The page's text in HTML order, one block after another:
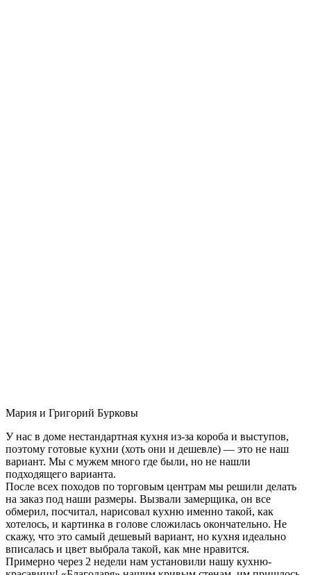
Мария и Григорий Бурковы
У нас в доме нестандартная кухня из-за короба и выступов,
поэтому готовые кухни (хоть они и дешевле) — это не наш
вариант. Мы с мужем много где были, но не нашли
подходящего варианта.
После всех походов по торговым центрам мы решили делать
на заказ под наши размеры. Вызвали замерщика, он все
обмерил, посчитал, нарисовал кухню именно такой, как
хотелось, и картинка в голове сложилась окончательно. Не
скажу, что это самый дешевый вариант, но кухня идеально
вписалась и цвет выбрала такой, как мне нравится.
Примерно через 2 недели нам установили нашу кухню-